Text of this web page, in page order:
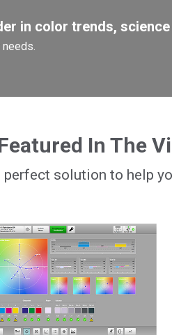
in color trends,
In The
solution to help